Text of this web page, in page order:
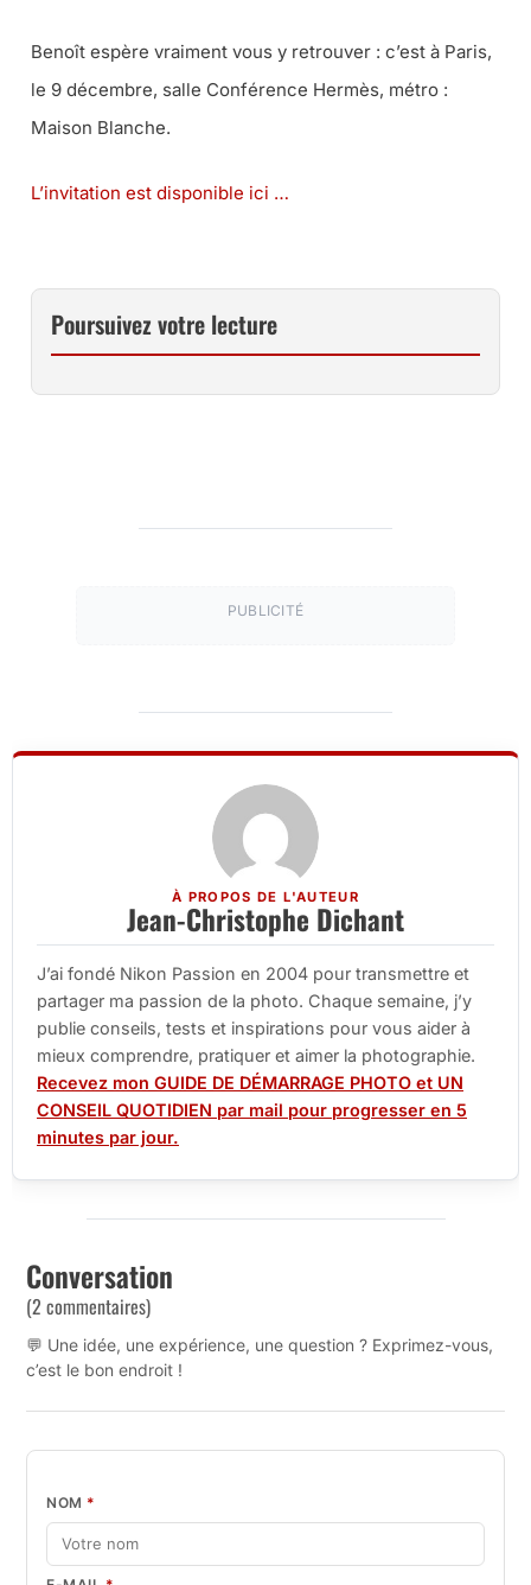
Benoît espère vraiment vous y retrouver : c’est à Paris,
le 9 décembre, salle Conférence Hermès, métro :
Maison Blanche.
L’invitation est disponible ici …
Poursuivez votre lecture
PUBLICITÉ
À PROPOS DE L'AUTEUR
Jean-Christophe Dichant
J’ai fondé Nikon Passion en 2004 pour transmettre et
partager ma passion de la photo. Chaque semaine, j’y
publie conseils, tests et inspirations pour vous aider à
mieux comprendre, pratiquer et aimer la photographie.
Recevez mon GUIDE DE DÉMARRAGE PHOTO et UN
CONSEIL QUOTIDIEN par mail pour progresser en 5
minutes par jour.
Conversation
(2 commentaires)
💬 Une idée, une expérience, une question ? Exprimez-vous,
c’est le bon endroit !
NOM *